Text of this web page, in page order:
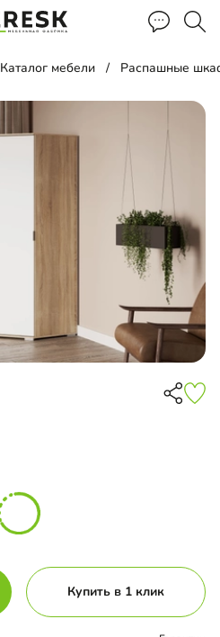
Каталог мебели Распашные
Купить в 1 клик